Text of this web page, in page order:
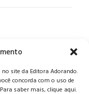
site da Editora Adorando.
concorda com o uso de
saber mais, clique aqui.
- Portaria 04, Vila da
065 - MG